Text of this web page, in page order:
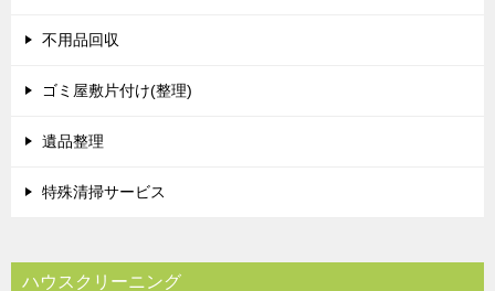
不用品回収
ゴミ屋敷片付け(整理)
遺品整理
特殊清掃サービス
ハウスクリーニング